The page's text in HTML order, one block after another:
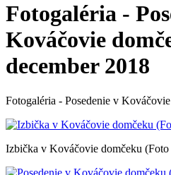
Fotogaléria -
Kováčovie
december 2018
Fotogaléria - Posedenie v
Izbička v Kováčovie domčeku